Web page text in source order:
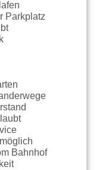
Parkplatz
Bahnhof